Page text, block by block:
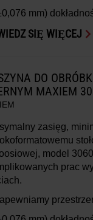
mm)
SIĘ WIĘCEJ
DO
MAXIEM
zasięg,
model
prac